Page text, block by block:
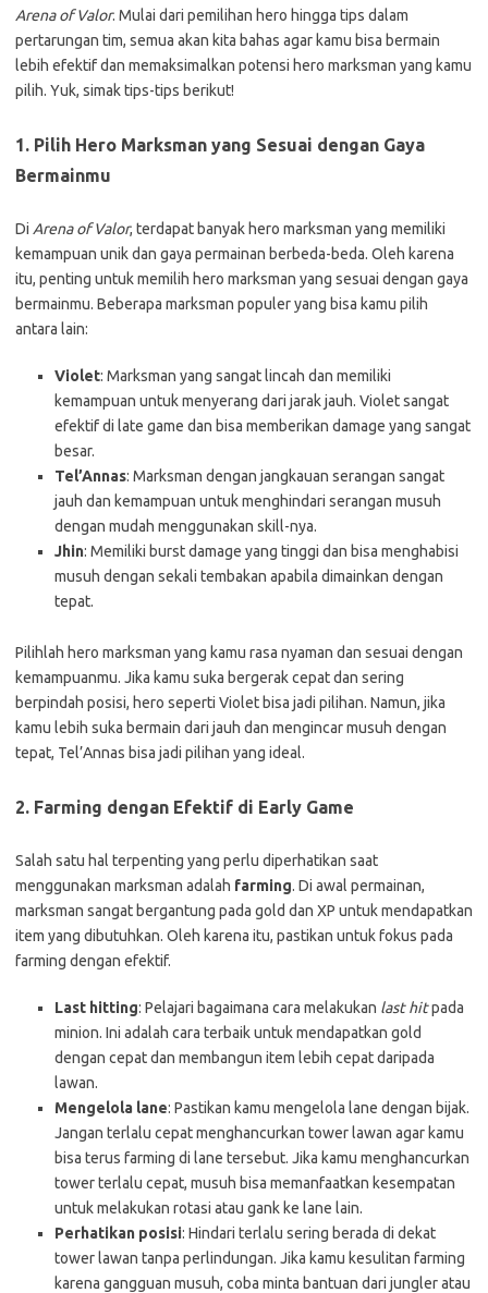
Arena of Valor. Mulai dari pemilihan hero hingga tips dalam
pertarungan tim, semua akan kita bahas agar kamu bisa bermain
lebih efektif dan memaksimalkan potensi hero marksman yang kamu
pilih. Yuk, simak tips-tips berikut!
1. Pilih Hero Marksman yang Sesuai dengan Gaya
Bermainmu
Di Arena of Valor, terdapat banyak hero marksman yang memiliki
kemampuan unik dan gaya permainan berbeda-beda. Oleh karena
itu, penting untuk memilih hero marksman yang sesuai dengan gaya
bermainmu. Beberapa marksman populer yang bisa kamu pilih
antara lain:
Violet: Marksman yang sangat lincah dan memiliki
kemampuan untuk menyerang dari jarak jauh. Violet sangat
efektif di late game dan bisa memberikan damage yang sangat
besar.
Tel’Annas: Marksman dengan jangkauan serangan sangat
jauh dan kemampuan untuk menghindari serangan musuh
dengan mudah menggunakan skill-nya.
Jhin: Memiliki burst damage yang tinggi dan bisa menghabisi
musuh dengan sekali tembakan apabila dimainkan dengan
tepat.
Pilihlah hero marksman yang kamu rasa nyaman dan sesuai dengan
kemampuanmu. Jika kamu suka bergerak cepat dan sering
berpindah posisi, hero seperti Violet bisa jadi pilihan. Namun, jika
kamu lebih suka bermain dari jauh dan mengincar musuh dengan
tepat, Tel’Annas bisa jadi pilihan yang ideal.
2. Farming dengan Efektif di Early Game
Salah satu hal terpenting yang perlu diperhatikan saat
menggunakan marksman adalah farming. Di awal permainan,
marksman sangat bergantung pada gold dan XP untuk mendapatkan
item yang dibutuhkan. Oleh karena itu, pastikan untuk fokus pada
farming dengan efektif.
Last hitting: Pelajari bagaimana cara melakukan last hitpada
minion. Ini adalah cara terbaik untuk mendapatkan gold
dengan cepat dan membangun item lebih cepat daripada
lawan.
Mengelola lane: Pastikan kamu mengelola lane dengan bijak.
Jangan terlalu cepat menghancurkan tower lawan agar kamu
bisa terus farming di lane tersebut. Jika kamu menghancurkan
tower terlalu cepat, musuh bisa memanfaatkan kesempatan
untuk melakukan rotasi atau gank ke lane lain.
Perhatikan posisi: Hindari terlalu sering berada di dekat
tower lawan tanpa perlindungan. Jika kamu kesulitan farming
karena gangguan musuh, coba minta bantuan dari jungler atau